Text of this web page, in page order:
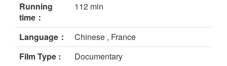
Running
time：
112 min
Language：
Chinese , France
Film Type :
Documentary